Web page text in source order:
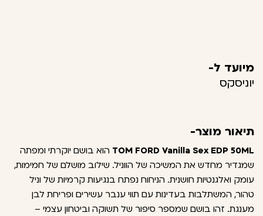
מיועד ל-
יוניסקס
תיאור מוצר-
TOM FORD Vanilla Sex EDP 50ML הוא בושם יוקרתי ומפתה
שמגדיר מחדש את המשיכה של הווניל. שילוב מושלם של חמימות,
עומק ואלגנטיות חושנית. הניחוח נפתח בנגיעות קרמיות של וניל
טהור, המשתלבות בעדינות עם תווי ענבר עשירים ופריחת לבן
מענגת. זהו בושם שמספר סיפור של תשוקה וביטחון עצמי –